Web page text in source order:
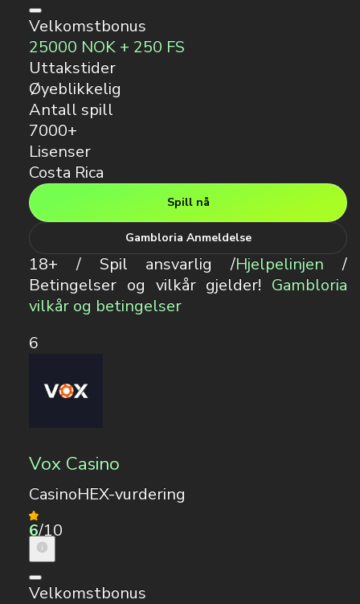
Velkomstbonus
25000 NOK + 250 FS
Uttakstider
Øyeblikkelig
Antall spill
7000+
Lisenser
Costa Rica
Spill nå
Gambloria Anmeldelse
18+ / Spil ansvarlig /Hjelpelinjen /
Betingelser og vilkår gjelder! Gambloria
vilkår og betingelser
6
Vox Casino
CasinoHEX-vurdering
6/10
Velkomstbonus